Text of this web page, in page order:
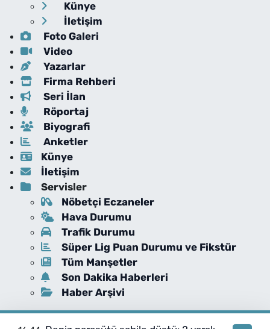
Künye
İletişim
Foto Galeri
Video
Yazarlar
Firma Rehberi
Seri İlan
Röportaj
Biyografi
Anketler
Künye
İletişim
Servisler
Nöbetçi Eczaneler
Hava Durumu
Trafik Durumu
Süper Lig Puan Durumu ve Fikstür
Tüm Manşetler
Son Dakika Haberleri
Haber Arşivi